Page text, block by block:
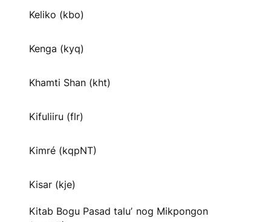
Keliko (kbo)
Kenga (kyq)
Khamti Shan (kht)
Kifuliiru (flr)
Kimré (kqpNT)
Kisar (kje)
Kitab Bogu Pasad taluʼ nog Mikpongon